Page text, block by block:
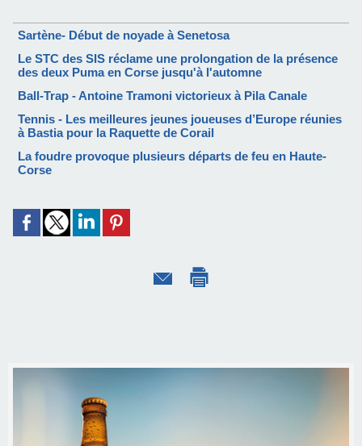
Sartène- Début de noyade à Senetosa
Le STC des SIS réclame une prolongation de la présence
des deux Puma en Corse jusqu'à l'automne
Ball-Trap - Antoine Tramoni victorieux à Pila Canale
Tennis - Les meilleures jeunes joueuses d’Europe réunies
à Bastia pour la Raquette de Corail
La foudre provoque plusieurs départs de feu en Haute-
Corse